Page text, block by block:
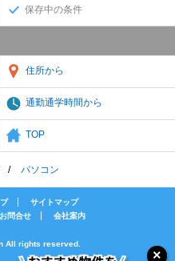
保存中の条件
住所から
通勤通学時間から
TOP
パソコン
サイトマップ
お問合せ 会社案内
All rights reserved.